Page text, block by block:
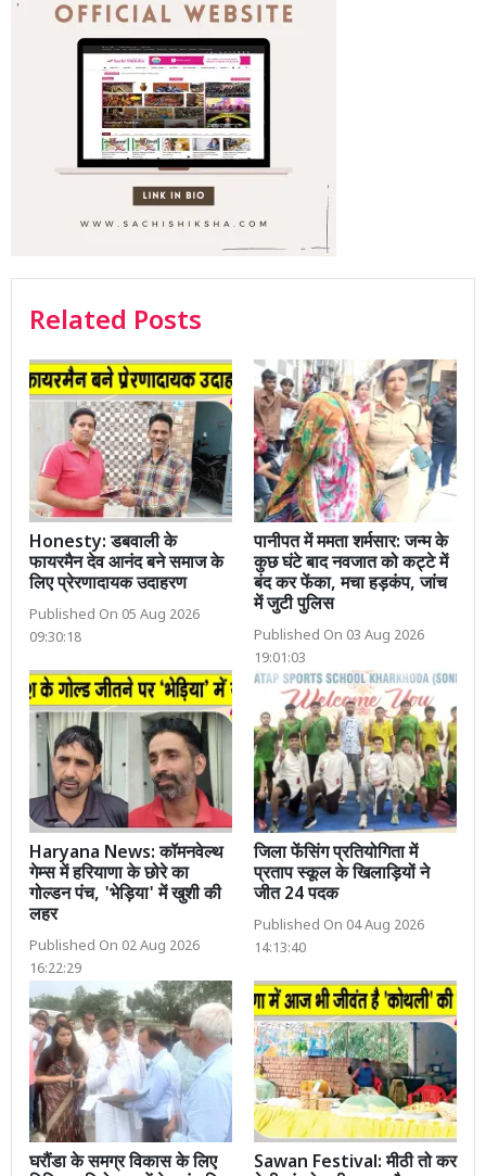
Related Posts
Honesty: डबवाली के
फायरमैन देव आनंद बने समाज के
लिए प्रेरणादायक उदाहरण
Published On 05 Aug 2026
09:30:18
पानीपत में ममता शर्मसार: जन्म के
कुछ घंटे बाद नवजात को कट्टे में
बंद कर फेंका, मचा हड़कंप, जांच
में जुटी पुलिस
Published On 03 Aug 2026
19:01:03
Haryana News: कॉमनवेल्थ
गेम्स में हरियाणा के छोरे का
गोल्डन पंच, 'भेड़िया' में खुशी की
लहर
Published On 02 Aug 2026
16:22:29
जिला फेंसिंग प्रतियोगिता में
प्रताप स्कूल के खिलाड़ियों ने
जीत 24 पदक
Published On 04 Aug 2026
14:13:40
घरौंडा के समग्र विकास के लिए
Sawan Festival: मीठी तो कर